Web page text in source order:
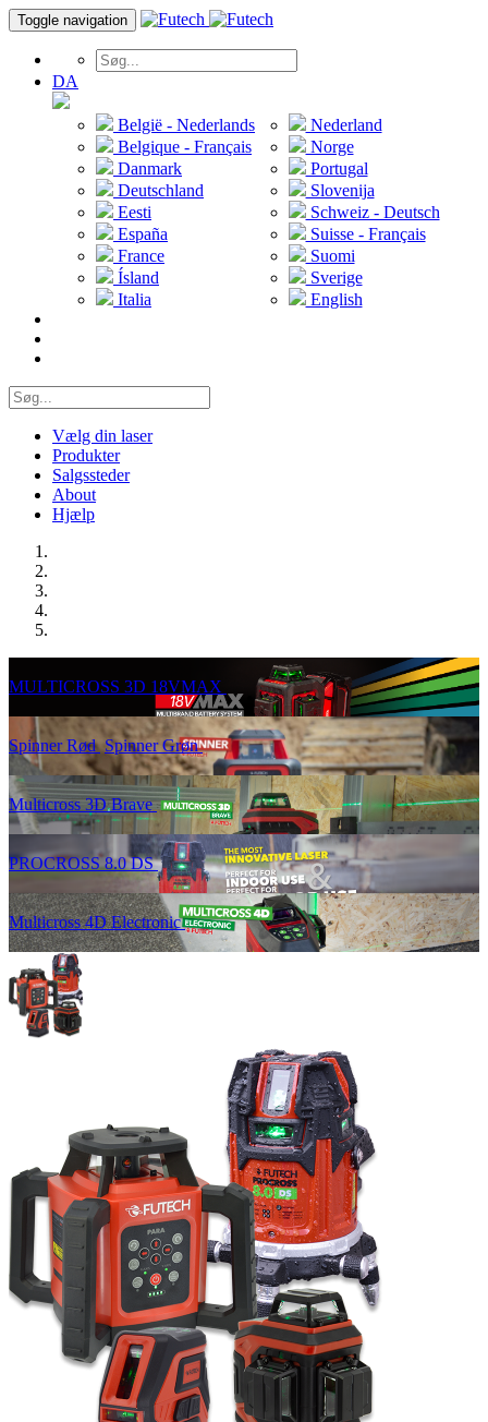
Toggle navigation
DA
België - Nederlands
Belgique - Français
Danmark
Deutschland
Eesti
España
France
Ísland
Italia
Nederland
Norge
Portugal
Slovenija
Schweiz - Deutsch
Suisse - Français
Suomi
Sverige
English
Vælg din laser
Produkter
Salgssteder
About
Hjælp
MULTICROSS 3D 18VMAX
Spinner Rød Spinner Grøn
Multicross 3D Brave
PROCROSS 8.0 DS
Multicross 4D Electronic